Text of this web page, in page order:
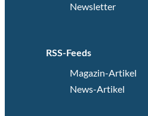
Newsletter
RSS-Feeds
Magazin-Artikel
News-Artikel